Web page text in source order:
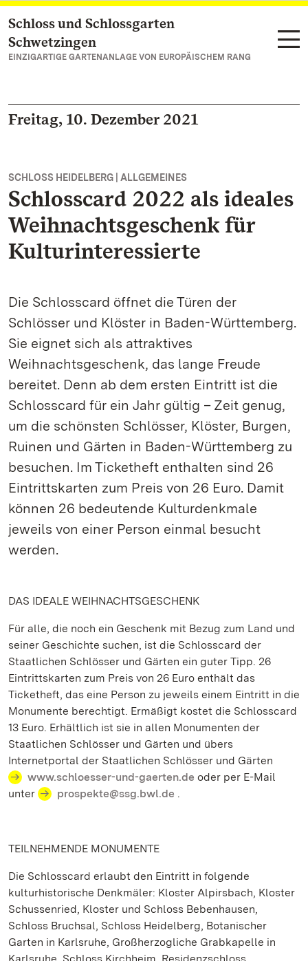
Zum Hauptinhalt springen
Schloss und Schlossgarten
Schwetzingen
EINZIGARTIGE GARTENANLAGE VON EUROPÄISCHEM RANG
Freitag, 10. Dezember 2021
SCHLOSS HEIDELBERG | ALLGEMEINES
Schlosscard 2022 als ideales
Weihnachtsgeschenk für
Kulturinteressierte
Die Schlosscard öffnet die Türen der
Schlösser und Klöster in Baden-Württemberg.
Sie eignet sich als attraktives
Weihnachtsgeschenk, das lange Freude
bereitet. Denn ab dem ersten Eintritt ist die
Schlosscard für ein Jahr gültig – Zeit genug,
um die schönsten Schlösser, Klöster, Burgen,
Ruinen und Gärten in Baden-Württemberg zu
besuchen. Im Ticketheft enthalten sind 26
Eintrittskarten zum Preis von 26 Euro. Damit
können 26 bedeutende Kulturdenkmale
jeweils von einer Person einmal besucht
werden.
DAS IDEALE WEIHNACHTSGESCHENK
Für alle, die noch ein Geschenk mit Bezug zum Land und
seiner Geschichte suchen, ist die Schlosscard der
Staatlichen Schlösser und Gärten ein guter Tipp. 26
Eintrittskarten zum Preis von 26 Euro enthält das
Ticketheft, das eine Person zu jeweils einem Eintritt in die
Monumente berechtigt. Ermäßigt kostet die Schlosscard
13 Euro. Erhältlich ist sie in allen Monumenten der
Staatlichen Schlösser und Gärten und übers
Internetportal der Staatlichen Schlösser und Gärten
www.schloesser-und-gaerten.de oder per E-Mail
unter
prospekte@ssg.bwl.de .
TEILNEHMENDE MONUMENTE
Die Schlosscard erlaubt den Eintritt in folgende
kulturhistorische Denkmäler: Kloster Alpirsbach, Kloster
Schussenried, Kloster und Schloss Bebenhausen,
Schloss Bruchsal, Schloss Heidelberg, Botanischer
Garten in Karlsruhe, Großherzogliche Grabkapelle in